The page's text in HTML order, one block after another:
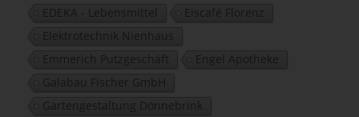
EDEKA - Lebensmittel
Eiscafé Florenz
Elektrotechnik Nienhaus
Emmerich Putzgeschäft
Engel Apotheke
Galabau Fischer GmbH
Gartengestaltung Dönnebrink